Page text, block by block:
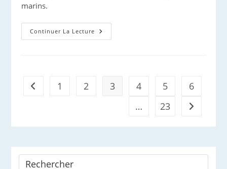
marins.
Continuer La Lecture Protection
Des
Voile
Go to the previous page
1 2 3 4 5
6
…
23 Aller à la